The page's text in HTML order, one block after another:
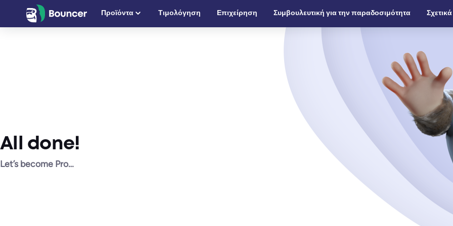
Μετάβαση
Προϊόντα Τιμολόγηση Επιχείρηση Συμβουλευτική για την παραδοσιμότητα
All done!
Let’s become Pro…